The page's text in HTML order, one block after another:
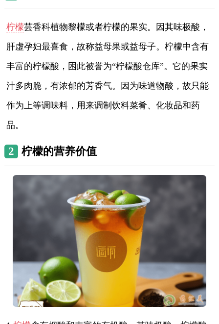
柠檬芸香科植物黎檬或者柠檬的果实。因其味极酸，
肝虚孕妇最喜食，故称益母果或益母子。柠檬中含有
丰富的柠檬酸，困此被誉为“柠檬酸仓库”。它的果实
汁多肉脆，有浓郁的芳香气。因为味道物酸，故只能
作为上等调味料，用来调制饮料菜肴、化妆品和药
品。
2 柠檬的营养价值